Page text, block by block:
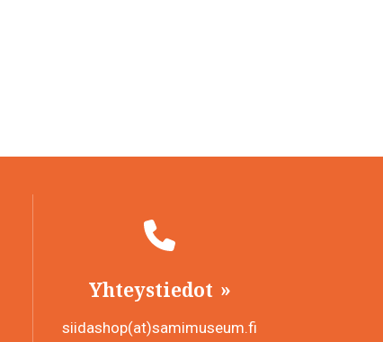
Yhteystiedot
siidashop(at)samimuseum.fi